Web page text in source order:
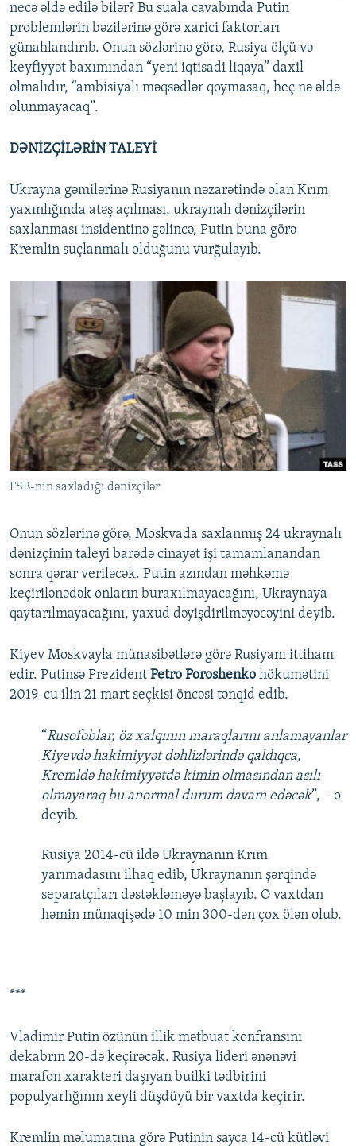
necə əldə edilə bilər? Bu suala cavabında Putin
problemlərin bəzilərinə görə xarici faktorları
günahlandırıb. Onun sözlərinə görə, Rusiya ölçü və
keyfiyyət baxımından “yeni iqtisadi liqaya” daxil
olmalıdır, “ambisiyalı məqsədlər qoymasaq, heç nə əldə
olunmayacaq”.
DƏNİZÇİLƏRİN TALEYİ
Ukrayna gəmilərinə Rusiyanın nəzarətində olan Krım
yaxınlığında atəş açılması, ukraynalı dənizçilərin
saxlanması insidentinə gəlincə, Putin buna görə
Kremlin suçlanmalı olduğunu vurğulayıb.
FSB-nin saxladığı dənizçilər
Onun sözlərinə görə, Moskvada saxlanmış 24 ukraynalı
dənizçinin taleyi barədə cinayət işi tamamlanandan
sonra qərar veriləcək. Putin azından məhkəmə
keçirilənədək onların buraxılmayacağını, Ukraynaya
qaytarılmayacağını, yaxud dəyişdirilməyəcəyini deyib.
Kiyev Moskvayla münasibətlərə görə Rusiyanı ittiham
edir. Putinsə Prezident Petro Poroshenko hökumətini
2019-cu ilin 21 mart seçkisi öncəsi tənqid edib.
“Rusofoblar, öz xalqının maraqlarını anlamayanlar
Kiyevdə hakimiyyət dəhlizlərində qaldıqca,
Kremldə hakimiyyətdə kimin olmasından asılı
olmayaraq bu anormal durum davam edəcək”, – o
deyib.
Rusiya 2014-cü ildə Ukraynanın Krım
yarımadasını ilhaq edib, Ukraynanın şərqində
separatçıları dəstəkləməyə başlayıb. O vaxtdan
həmin münaqişədə 10 min 300-dən çox ölən olub.
***
Vladimir Putin özünün illik mətbuat konfransını
dekabrın 20-də keçirəcək. Rusiya lideri ənənəvi
marafon xarakteri daşıyan builki tədbirini
populyarlığının xeyli düşdüyü bir vaxtda keçirir.
Kremlin məlumatına görə Putinin sayca 14-cü kütləvi